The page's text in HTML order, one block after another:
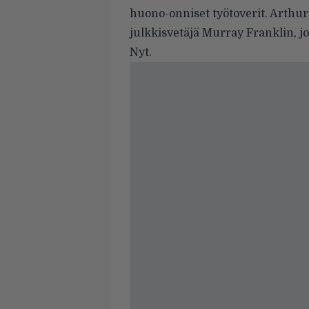
huono-onniset työtoverit.
julkkisvetäjä Murray Franklin,
Nyt.